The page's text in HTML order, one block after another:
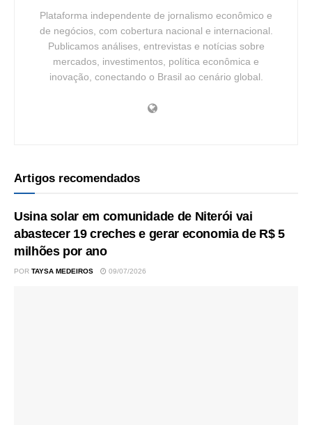
Plataforma independente de jornalismo econômico e
de negócios, com cobertura nacional e internacional.
Publicamos análises, entrevistas e notícias sobre
mercados, investimentos, política econômica e
inovação, conectando o Brasil ao cenário global.
Artigos recomendados
Usina solar em comunidade de Niterói vai
abastecer 19 creches e gerar economia de R$ 5
milhões por ano
POR TAYSA MEDEIROS 09/07/2026